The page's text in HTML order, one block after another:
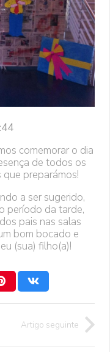
comemorar o dia
de todos os
preparámos!
a ser sugerido,
período da tarde,
pais nas salas
bom bocado e
(sua) filho(a)!
Artigo seguinte